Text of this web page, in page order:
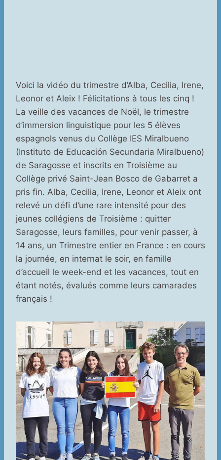
Voici la vidéo du trimestre d’Alba, Cecilia, Irene,
Leonor et Aleix ! Félicitations à tous les cinq !
La veille des vacances de Noël, le trimestre
d’immersion linguistique pour les 5 élèves
espagnols venus du Collège IES Miralbueno
(Instituto de Educación Secundaria Miralbueno)
de Saragosse et inscrits en Troisième au
Collège privé Saint-Jean Bosco de Gabarret a
pris fin. Alba, Cecilia, Irene, Leonor et Aleix ont
relevé un défi d’une rare intensité pour des
jeunes collégiens de Troisième : quitter
Saragosse, leurs familles, pour venir passer, à
14 ans, un Trimestre entier en France : en cours
la journée, en internat le soir, en famille
d’accueil le week-end et les vacances, tout en
étant notés, évalués comme leurs camarades
français !